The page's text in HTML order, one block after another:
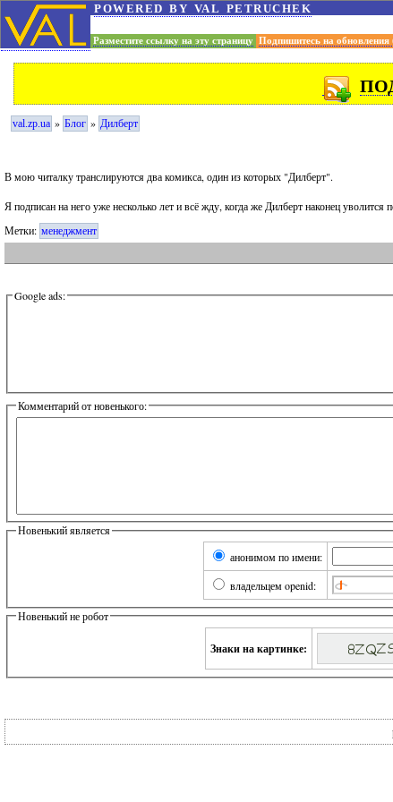
powered by val petruchek
Разместите ссылку на эту страницу Подпишитесь на обновления
val.zp.ua » Блог » Дилберт
В мою читалку транслируются два комикса, один из которых "Дилберт".
Я подписан на него уже несколько лет и всё жду, когда же Дилберт наконец уволится
Метки: менеджмент
Google ads:
Комментарий от новенького:
Новенький является
анонимом по имени:
владельцем openid:
Новенький не робот
Знаки на картинке: